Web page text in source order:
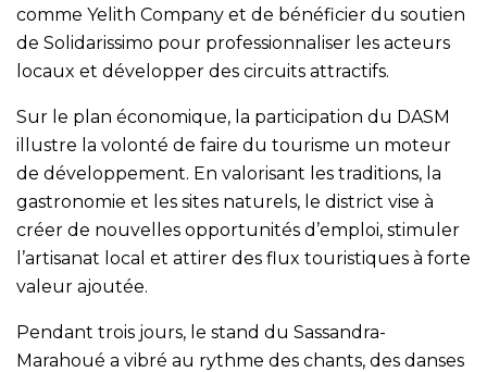
comme Yelith Company et de bénéficier du soutien
de Solidarissimo pour professionnaliser les acteurs
locaux et développer des circuits attractifs.
Sur le plan économique, la participation du DASM
illustre la volonté de faire du tourisme un moteur
de développement. En valorisant les traditions, la
gastronomie et les sites naturels, le district vise à
créer de nouvelles opportunités d’emploi, stimuler
l’artisanat local et attirer des flux touristiques à forte
valeur ajoutée.
Pendant trois jours, le stand du Sassandra-
Marahoué a vibré au rythme des chants, des danses